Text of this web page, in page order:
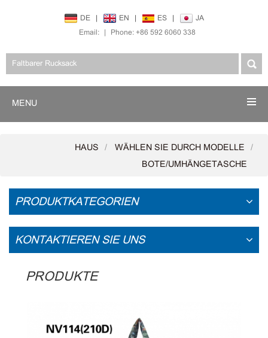
DE | EN | ES |
JA
Email: | Phone: +86 592 6060 338
MENU
HAUS
WÄHLEN SIE DURCH MODELLE
BOTE/UMHÄNGETASCHE
PRODUKTKATEGORIEN
KONTAKTIEREN SIE UNS
PRODUKTE